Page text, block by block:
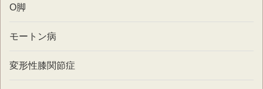
O脚
モートン病
変形性膝関節症